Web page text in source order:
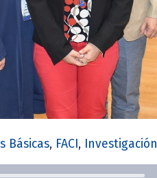
Básicas, FACI, Investigación